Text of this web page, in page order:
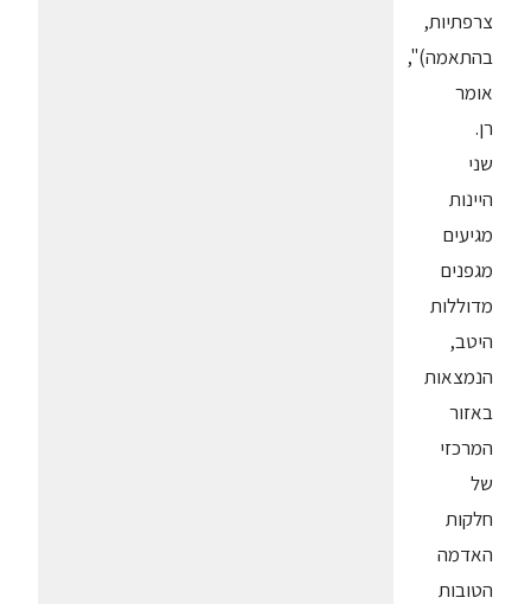
צרפתיות,
בהתאמה)",
אומר
רן.
שני
היינות
מגיעים
מגפנים
מדוללות
היטב,
הנמצאות
באזור
המרכזי
של
חלקות
האדמה
הטובות